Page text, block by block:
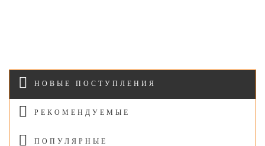
НОВЫЕ ПОСТУПЛЕНИЯ
РЕКОМЕНДУЕМЫЕ
ПОПУЛЯРНЫЕ